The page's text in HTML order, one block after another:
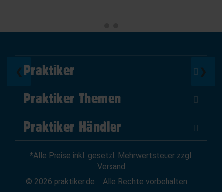
❮ ❯
Praktiker
Über Uns
Impressum
AGB
Widerrufsrecht
Praktiker Themen
DIY Helden
Marktplatz
News
Praktiker Händler
Zum Händler-Login
Affiliate Partnerprogramm
*Alle Preise inkl. gesetzl. Mehrwertsteuer zzgl.
Versand
© 2026 praktiker.de
Alle Rechte vorbehalten.